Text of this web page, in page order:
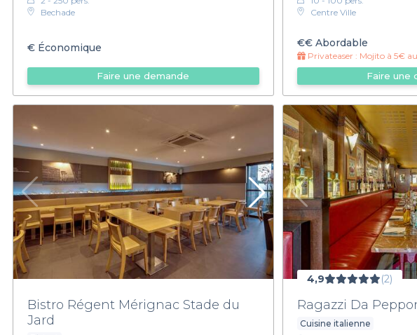
Bechade
€ Économique
Faire une demande
Centre Ville
€€Abordable
Privateaser : Mojito à 5€
Faire une
Bistro Régent Mérignac Stade du
Jard
4,9 (2)
Ragazzi Da
Cuisine italienne